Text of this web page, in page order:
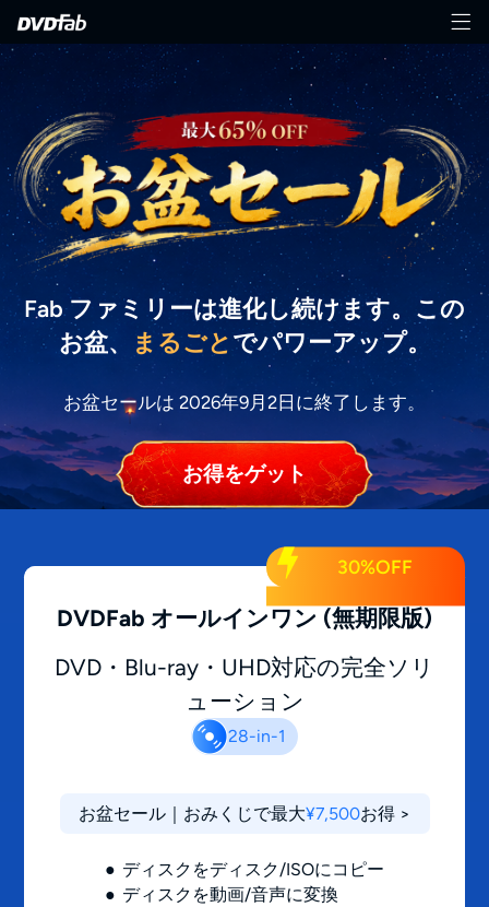
Fab ファミリーは進化し続けます。この
お盆、
まるごと でパワーアップ。
お盆セールは 2026年9月2日に終了します。
お得をゲット
DVDFab オールインワン (無期限版)
DVD・Blu-ray・UHD対応の完全ソリ
ューション
28-in-1
お盆セール｜おみくじで最大¥7,500お得 >
30%OFF
ディスクをディスク/ISOにコピー
ディスクを動画/音声に変換